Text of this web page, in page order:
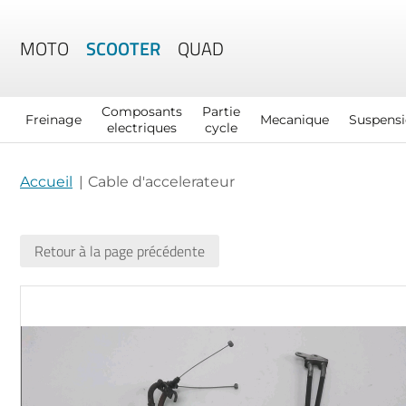
MOTO SCOOTER QUAD
Freinage
Composants
electriques
Partie
cycle
Mecanique
Accueil Cable d'accelerateur
Retour à la page précédente
the